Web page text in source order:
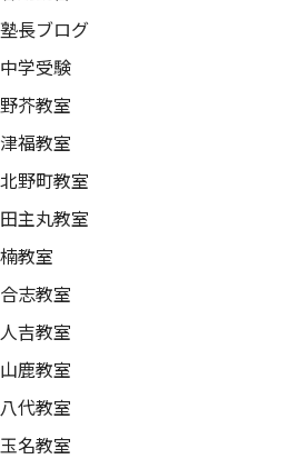
塾長ブログ
中学受験
野芥教室
津福教室
北野町教室
田主丸教室
楠教室
合志教室
人吉教室
山鹿教室
八代教室
玉名教室